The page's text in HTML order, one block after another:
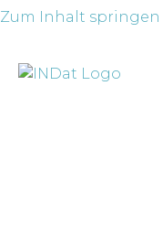
Zum Inhalt springen